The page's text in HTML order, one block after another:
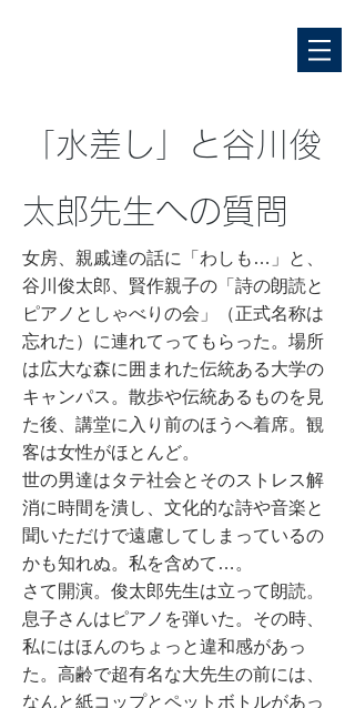
「水差し」と谷川俊
太郎先生への質問
女房、親戚達の話に「わしも…」と、
谷川俊太郎、賢作親子の「詩の朗読と
ピアノとしゃべりの会」（正式名称は
忘れた）に連れてってもらった。場所
は広大な森に囲まれた伝統ある大学の
キャンパス。散歩や伝統あるものを見
た後、講堂に入り前のほうへ着席。観
客は女性がほとんど。
世の男達はタテ社会とそのストレス解
消に時間を潰し、文化的な詩や音楽と
聞いただけで遠慮してしまっているの
かも知れぬ。私を含めて…。
さて開演。俊太郎先生は立って朗読。
息子さんはピアノを弾いた。その時、
私にはほんのちょっと違和感があっ
た。高齢で超有名な大先生の前には、
なんと紙コップとペットボトルがあっ